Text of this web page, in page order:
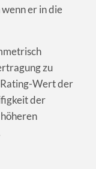
er in die
zu
Wert der
der